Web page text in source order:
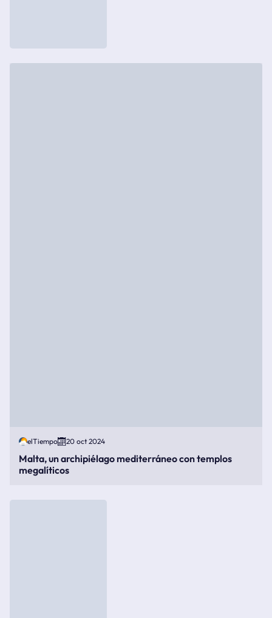
elTiempo 20 oct 2024
Malta, un archipiélago mediterráneo con templos
megalíticos